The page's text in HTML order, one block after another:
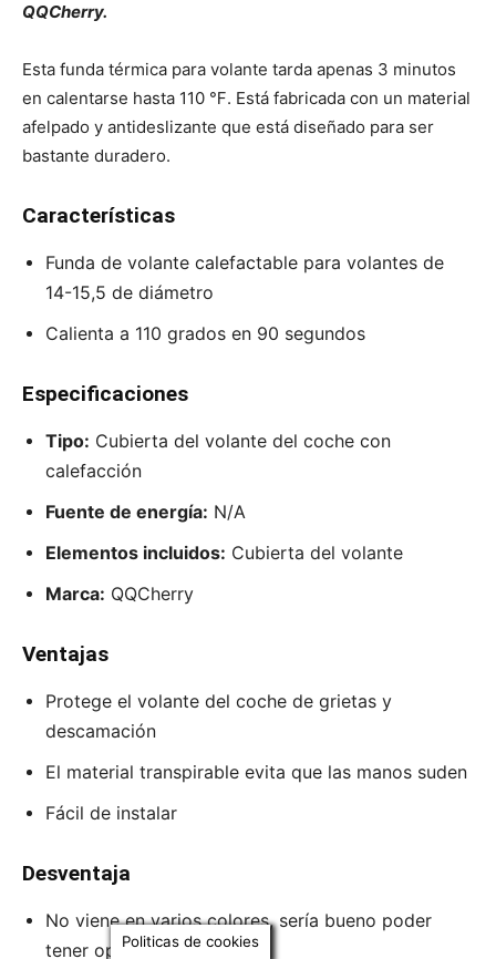
QQCherry.
Esta funda térmica para volante tarda apenas 3 minutos
en calentarse hasta 110 ℉. Está fabricada con un material
afelpado y antideslizante que está diseñado para ser
bastante duradero.
Características
Funda de volante calefactable para volantes de
14-15,5 de diámetro
Calienta a 110 grados en 90 segundos
Especificaciones
Tipo: Cubierta del volante del coche con
calefacción
Fuente de energía: N/A
Elementos incluidos: Cubierta del volante
Marca: QQCherry
Ventajas
Protege el volante del coche de grietas y
descamación
El material transpirable evita que las manos suden
Fácil de instalar
Desventaja
No viene en varios colores, sería bueno poder
tener opcionesPoliticas de cookies